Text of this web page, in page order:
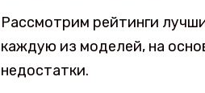
Рассмотрим рейтинги
каждую из моделей, на
недостатки.